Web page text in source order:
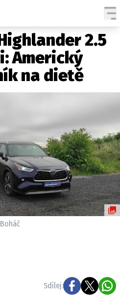
AUTA
AUT
TRH
PROFI
2.5
Americký
na dietě
Sdílej: